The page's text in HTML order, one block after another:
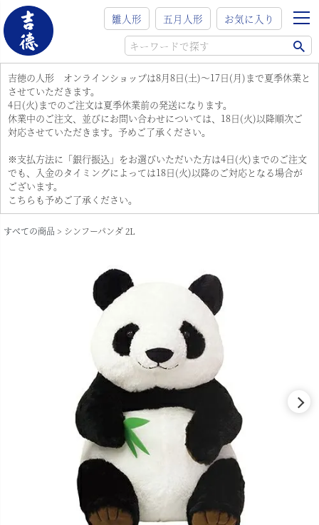
雛人形 五月人形 お気に入り
吉徳の人形 オンラインショップは8月8日(土)～17日(月)まで夏季休業と
させていただきます。
4日(火)までのご注文は夏季休業前の発送になります。
休業中のご注文、並びにお問い合わせについては、18日(火)以降順次ご
対応させていただきます。予めご了承ください。
※支払方法に「銀行振込」をお選びいただいた方は4日(火)までのご注文
でも、入金のタイミングによっては18日(火)以降のご対応となる場合が
ございます。
こちらも予めご了承ください。
すべての商品 シンフーパンダ 2L